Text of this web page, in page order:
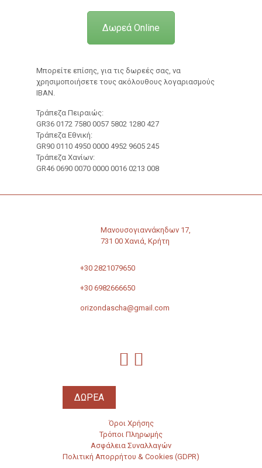
Δωρεά Online
Μπορείτε επίσης, για τις δωρεές σας, να
χρησιμοποιήσετε τους ακόλουθους λογαριασμούς
ΙΒΑΝ.
Τράπεζα Πειραιώς:
GR36 0172 7580 0057 5802 1280 427
Τράπεζα Εθνική:
GR90 0110 4950 0000 4952 9605 245
Τράπεζα Χανίων:
GR46 0690 0070 0000 0016 0213 008
Μανουσογιαννάκηδων 17,
731 00 Χανιά, Κρήτη
+30 2821079650
+30 6982666650
orizondascha@gmail.com
ΔΩΡΕΑ
Όροι Χρήσης
Τρόποι Πληρωμής
Ασφάλεια Συναλλαγών
Πολιτική Απορρήτου & Cookies (GDPR)